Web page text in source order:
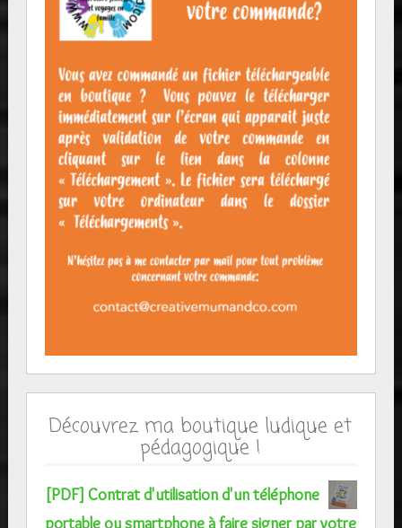
Découvrez ma boutique ludique et
pédagogique !
[PDF] Contrat d'utilisation d'un téléphone
portable ou smartphone à faire signer par votre